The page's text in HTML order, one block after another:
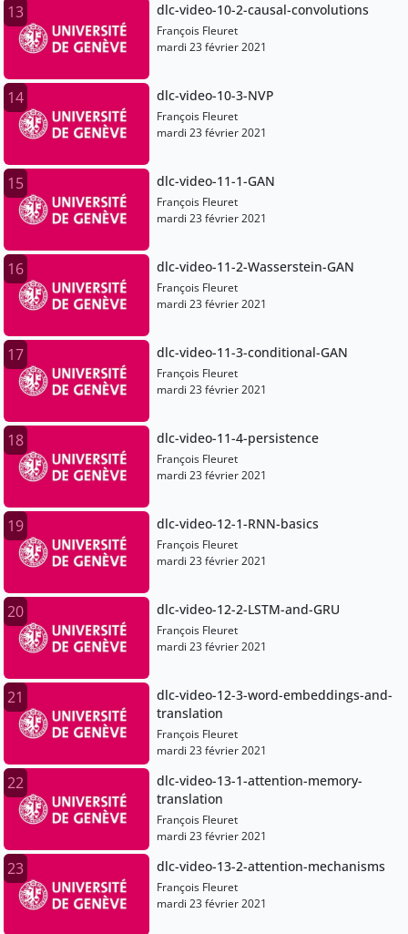
13 dlc-video-10-2-causal-convolutions
François Fleuret
mardi 23 février 2021
14 dlc-video-10-3-NVP
François Fleuret
mardi 23 février 2021
15 dlc-video-11-1-GAN
François Fleuret
mardi 23 février 2021
16 dlc-video-11-2-Wasserstein-GAN
François Fleuret
mardi 23 février 2021
17 dlc-video-11-3-conditional-GAN
François Fleuret
mardi 23 février 2021
18 dlc-video-11-4-persistence
François Fleuret
mardi 23 février 2021
19 dlc-video-12-1-RNN-basics
François Fleuret
mardi 23 février 2021
20 dlc-video-12-2-LSTM-and-GRU
François Fleuret
mardi 23 février 2021
21
dlc-video-12-3-word-embeddings-and-
translation
François Fleuret
mardi 23 février 2021
22
dlc-video-13-1-attention-memory-
translation
François Fleuret
mardi 23 février 2021
23 dlc-video-13-2-attention-mechanisms
François Fleuret
mardi 23 février 2021